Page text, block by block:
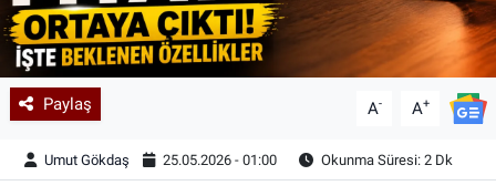
Paylaş A- A+
Umut Gökdaş 25.05.2026 - 01:00 Okunma Süresi: 2 Dk
Yazarlar
Astroloji-Rüya